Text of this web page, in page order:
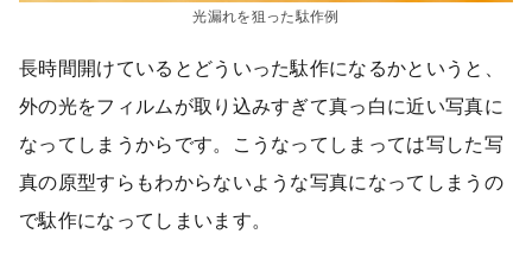
光漏れを狙った駄作例
長時間開けているとどういった駄作になるかというと、
外の光をフィルムが取り込みすぎて真っ白に近い写真に
なってしまうからです。こうなってしまっては写した写
真の原型すらもわからないような写真になってしまうの
で駄作になってしまいます。